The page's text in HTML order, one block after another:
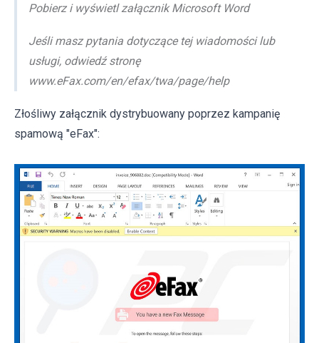
Pobierz i wyświetl załącznik Microsoft Word
Jeśli masz pytania dotyczące tej wiadomości lub
usługi, odwiedź stronę
www.eFax.com/en/efax/twa/page/help
Złośliwy załącznik dystrybuowany poprzez kampanię
spamową "eFax":